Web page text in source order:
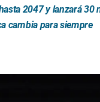
2047 y lanzará 30
cambia para siempre